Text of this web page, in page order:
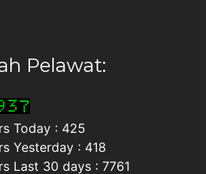
Pelawat:
Today : 425
Yesterday : 418
Last 30 days : 7761